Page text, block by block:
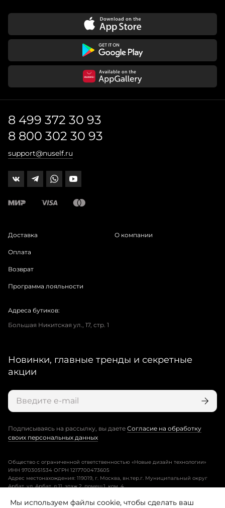
8 499 372 30 93
8 800 302 30 93
support@nuself.ru
Доставка
Оплата
Возврат
Программа лояльности
О компании
Адреса бутиков:
Большая Никитская ул., 17, стр. 1
Новинки, главные тренды и секретные
акции
Подписываясь на рассылку, вы даете Согласие на обработку
своих персональных данных
Общество с ограниченной ответственностью «Новые дизайн технологии»
ИНН 9703051534 ОГРН 1217700473605
Адрес местонахождения: 119019, г. Москва, вн.тер.г. Муниципальный округ
Арбат, ул. Арбат, д.11, этаж 2, помещ.1, ком. 4.
Мы используем файлы cookie, чтобы сделать ваш